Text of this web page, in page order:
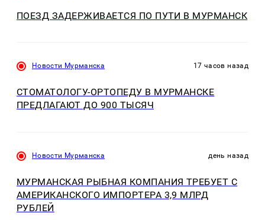
ПОЕЗД ЗАДЕРЖИВАЕТСЯ ПО ПУТИ В МУРМАНСК
Новости Мурманска 17 часов назад
СТОМАТОЛОГУ-ОРТОПЕДУ В МУРМАНСКЕ
ПРЕДЛАГАЮТ ДО 900 ТЫСЯЧ
Новости Мурманска день назад
МУРМАНСКАЯ РЫБНАЯ КОМПАНИЯ ТРЕБУЕТ С
АМЕРИКАНСКОГО ИМПОРТЕРА 3,9 МЛРД
РУБЛЕЙ